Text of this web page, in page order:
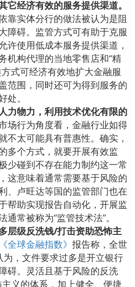
它经济有效的服务提供渠道。
靠实体分行的做法被认为是阻
障碍。监管方式可有助于克服
许使用低成本服务提供渠道，
机构代理的当地零售店和“精
式可经济有效地扩大金融服
范围，同时还可为得到服务的
处。
力物力，利用技术优化有限的
场行为角度看，金融行业如得
不太可能具有普惠性。确实，
多个方式，就要开展有效监
少碰到不存在能力制约这一常
这意味着通常需要基于风险的
、卢旺达等国的监管部门也在
帮助实现报告自动化，开展监
通常被称为“监管技术法”。
层级反洗钱/打击资助恐怖主
《全球金融指数》 报告称，全世
，文件要求过多是开立银行
碍。灵活且基于风险的反洗
义的体系，加上健全、便捷